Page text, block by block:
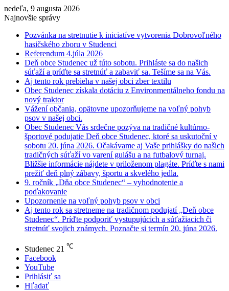
nedeľa, 9 augusta 2026
Najnovšie správy
Pozvánka na stretnutie k iniciatíve vytvorenia Dobrovoľného
hasičského zboru v Studenci
Referendum 4.júla 2026
Deň obce Studenec už túto sobotu. Prihláste sa do našich
súťaží a príďte sa stretnúť a zabaviť sa. Tešíme sa na Vás.
Aj tento rok prebieha v našej obci zber textilu
Obec Studenec získala dotáciu z Environmentálneho fondu na
nový traktor
Vážení občania, opätovne upozorňujeme na voľný pohyb
psov v našej obci.
Obec Studenec Vás srdečne pozýva na tradičné kultúrno-
športové podujatie Deň obce Studenec, ktoré sa uskutoční v
sobotu 20. júna 2026. Očakávame aj Vaše prihlášky do našich
tradičných súťaží vo varení gulášu a na futbalový turnaj.
Bližšie informácie nájdete v priloženom plagáte. Príďte s nami
prežiť deň plný zábavy, športu a skvelého jedla.
9. ročník „Dňa obce Studenec“ – vyhodnotenie a
poďakovanie
Upozornenie na voľný pohyb psov v obci
Aj tento rok sa stretneme na tradičnom podujatí „Deň obce
Studenec“. Príďte podporiť vystupujúcich a súťažiacich či
stretnúť svojich známych. Poznačte si termín 20. júna 2026.
Studenec 21 ℃
Facebook
YouTube
Prihlásiť sa
Hľadať